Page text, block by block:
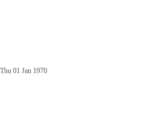
Thu 01 Jan 1970